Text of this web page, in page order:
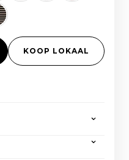
KOOP LOKAAL
op alle